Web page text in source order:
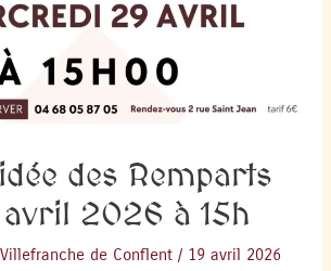
des Remparts
2026 à 15h
Villefranche de Conflent / 19 avril 2026